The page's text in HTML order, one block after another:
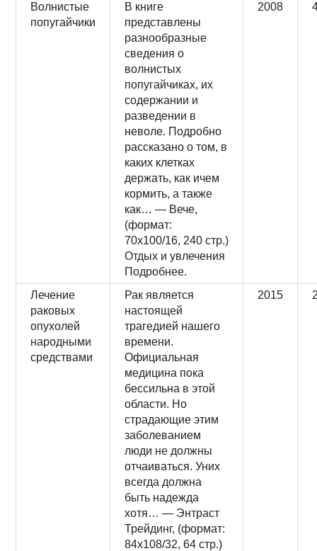
Волнистые
попугайчики
В книге
представлены
разнообразные
сведения о
волнистых
попугайчиках, их
содержании и
разведении в
неволе. Подробно
рассказано о том, в
каких клетках
держать, как ичем
кормить, а также
как… — Вече,
(формат:
70x100/16, 240 стр.)
Отдых и увлечения
Подробнее.
2008
Лечение
раковых
опухолей
народными
средствами
Рак является
настоящей
трагедией нашего
времени.
Официальная
медицина пока
бессильна в этой
области. Но
страдающие этим
заболеванием
люди не должны
отчаиваться. Уних
всегда должна
быть надежда
хотя… — Энтраст
Трейдинг, (формат:
84x108/32, 64 стр.)
2015